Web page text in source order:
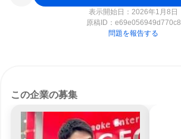
表示開始日：2026年1月8日
原稿ID： e69e056949d770c8
問題を報告する
この企業の募集